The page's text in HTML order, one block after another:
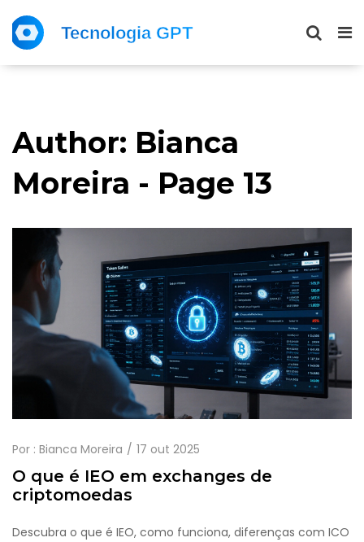
Author: Bianca
Moreira - Page 13
Por : Bianca Moreira 17 out 2025
O que é IEO em exchanges de
criptomoedas
Descubra o que é IEO, como funciona, diferenças com ICO